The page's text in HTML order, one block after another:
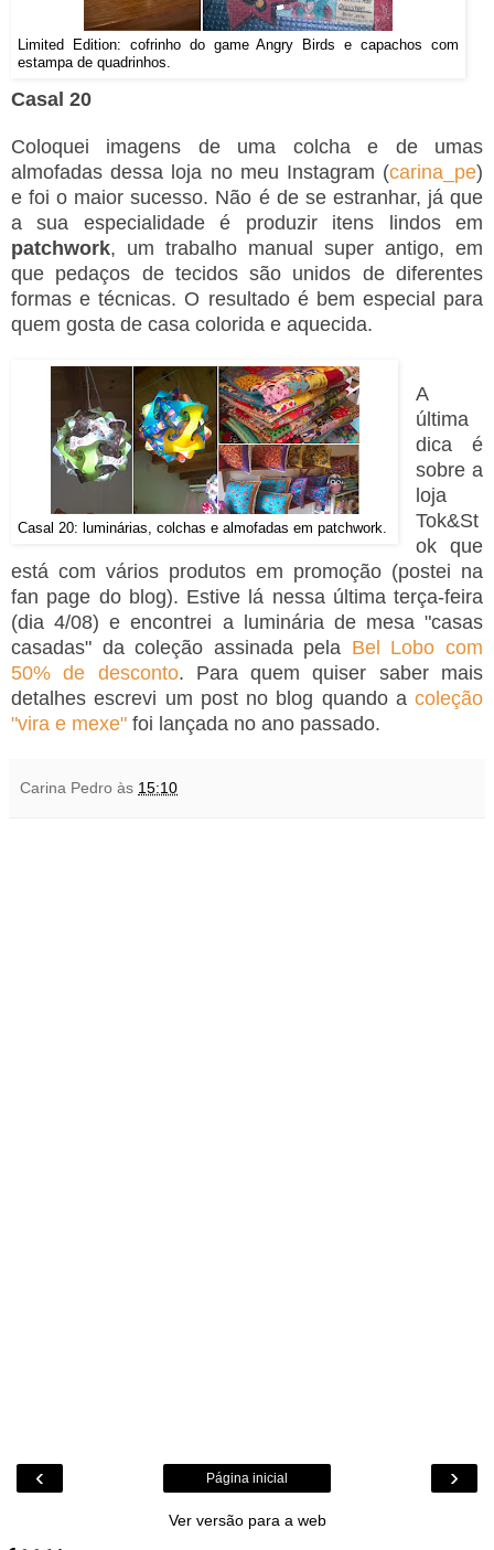
Limited Edition: cofrinho do game Angry Birds e capachos com
estampa de quadrinhos.
Casal 20
Coloquei imagens de uma colcha e de umas
almofadas dessa loja no meu Instagram (carina_pe)
e foi o maior sucesso. Não é de se estranhar, já que
a sua especialidade é produzir itens lindos em
patchwork, um trabalho manual super antigo, em
que pedaços de tecidos são unidos de diferentes
formas e técnicas. O resultado é bem especial para
quem gosta de casa colorida e aquecida.
Casal 20: luminárias, colchas e almofadas em patchwork.
A
última
dica é
sobre a
loja
Tok&St
ok que
está com vários produtos em promoção (postei na
fan page do blog). Estive lá nessa última terça-feira
(dia 4/08) e encontrei a luminária de mesa "casas
casadas" da coleção assinada pela Bel Lobo com
50% de desconto. Para quem quiser saber mais
detalhes escrevi um post no blog quando a coleção
"vira e mexe" foi lançada no ano passado.
Carina Pedro às 15:10
‹ ›
Página inicial
Ver versão para a web